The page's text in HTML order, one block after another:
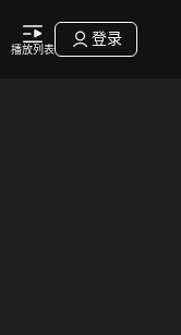
播放列表
登录